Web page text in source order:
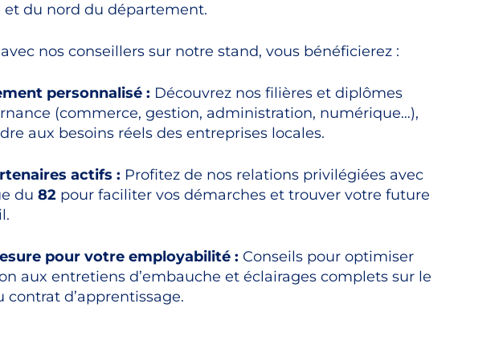
et du nord du département.
nos conseillers sur notre stand, vous bénéficierez :
personnalisé : Découvrez nos filières et diplômes
(commerce, gestion, administration, numérique…),
aux besoins réels des entreprises locales.
actifs : Profitez de nos relations privilégiées avec
du82 pour faciliter vos démarches et trouver votre future
pour votre employabilité : Conseils pour optimiser
aux entretiens d’embauche et éclairages complets sur le
d’apprentissage.